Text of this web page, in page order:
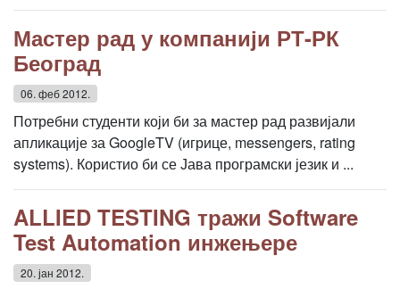
Мастер рад у компанији РТ-РК
Београд
06. феб 2012.
Потребни студенти који би за мастер рад развијали
апликације за GoogleTV (игрице, messengers, rating
systems). Користио би се Јава програмски језик и ...
ALLIED TESTING тражи Software
Test Automation инжењере
20. јан 2012.